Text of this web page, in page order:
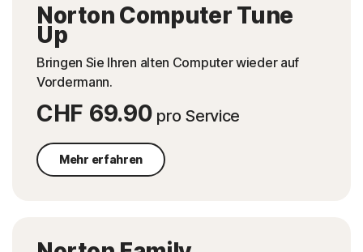
Norton Computer Tune
Up
Bringen Sie Ihren alten Computer wieder auf
Vordermann.
CHF 69.90 pro Service
Mehr erfahren